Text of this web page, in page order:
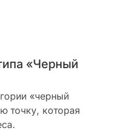
«Черный
«черный
точку, которая